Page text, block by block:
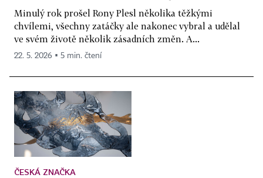
Minulý rok prošel Rony Plesl několika těžkými
chvílemi, všechny zatáčky ale nakonec vybral a udělal
ve svém životě několik zásadních změn. A...
22. 5. 2026 ▪ 5 min. čtení
ČESKÁ ZNAČKA